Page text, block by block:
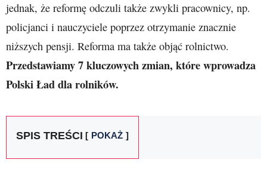
jednak, że reformę odczuli także zwykli pracownicy, np.
policjanci i nauczyciele poprzez otrzymanie znacznie
niższych pensji. Reforma ma także objąć rolnictwo.
Przedstawiamy 7 kluczowych zmian, które wprowadza
Polski Ład dla rolników.
SPIS TREŚCI POKAŻ